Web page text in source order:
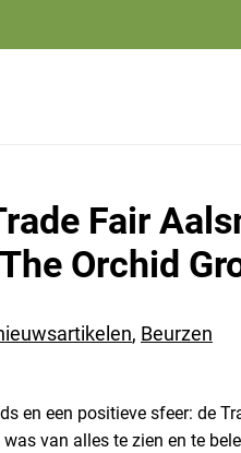
Fair
Orchid
, Beurzen
en een positieve sfeer: de
van alles te zien en te